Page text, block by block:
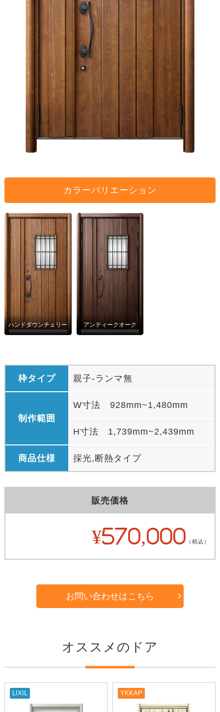
カラーバリエーション
ハンドダウンチェリー アンティークオーク
枠タイプ 親子-ランマ無
制作範囲
W寸法 928mm~1,480mm
H寸法 1,739mm~2,439mm
商品仕様 採光,断熱タイプ
販売価格
¥570,000 （税込）
お問い合わせはこちら
オススメのドア
LIXIL YKKAP